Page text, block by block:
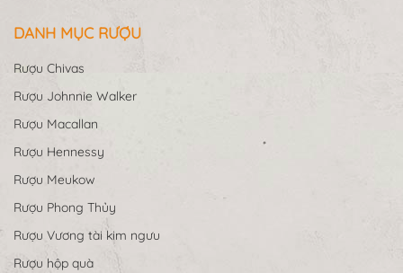
DANH MỤC RƯỢU
Rượu Chivas
Rượu Johnnie Walker
Rượu Macallan
Rượu Hennessy
Rượu Meukow
Rượu Phong Thủy
Rượu Vương tài kim ngưu
Rượu hộp quà